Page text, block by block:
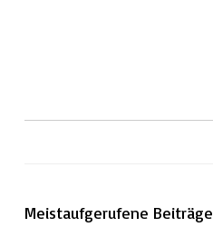
Meistaufgerufene Beiträge